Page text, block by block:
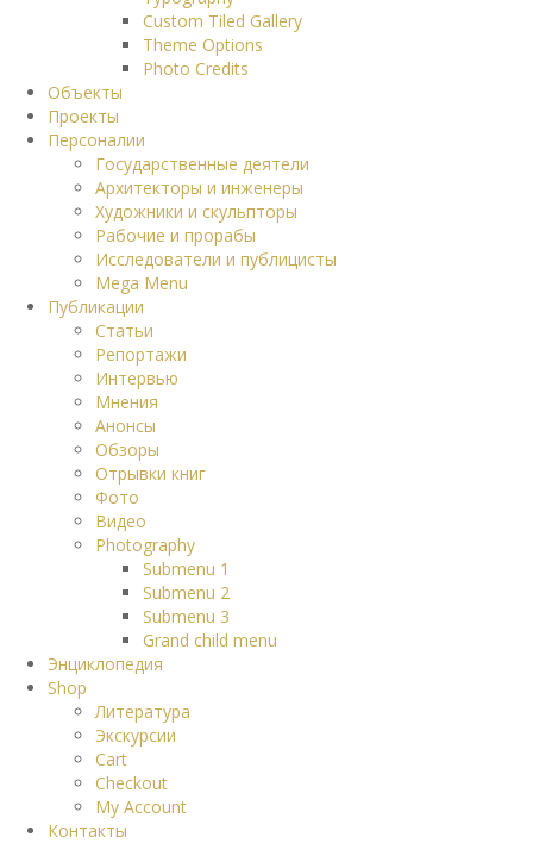
Custom Tiled Gallery
Theme Options
Photo Credits
Объекты
Проекты
Персоналии
Государственные деятели
Архитекторы и инженеры
Художники и скульпторы
Рабочие и прорабы
Исследователи и публицисты
Mega Menu
Публикации
Статьи
Репортажи
Интервью
Мнения
Анонсы
Обзоры
Отрывки книг
Фото
Видео
Photography
Submenu 1
Submenu 2
Submenu 3
Grand child menu
Энциклопедия
Shop
Литература
Экскурсии
Cart
Checkout
My Account
Контакты